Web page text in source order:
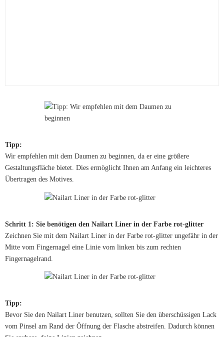
Tipp:
Wir empfehlen mit dem Daumen zu beginnen, da er eine größere
Gestaltungsfläche bietet. Dies ermöglicht Ihnen am Anfang ein leichteres
Übertragen des Motives.
Schritt 1: Sie benötigen den Nailart Liner in der Farbe rot-glitter
Zeichnen Sie mit dem Nailart Liner in der Farbe rot-glitter ungefähr in der
Mitte vom Fingernagel eine Linie vom linken bis zum rechten
Fingernagelrand.
Tipp:
Bevor Sie den Nailart Liner benutzen, sollten Sie den überschüssigen Lack
vom Pinsel am Rand der Öffnung der Flasche abstreifen. Dadurch können